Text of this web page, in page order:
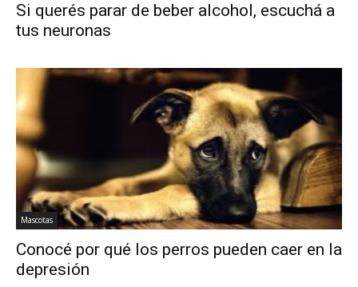
Si querés parar de beber alcohol, escuchá a
tus neuronas
Mascotas
Conocé por qué los perros pueden caer en la
depresión